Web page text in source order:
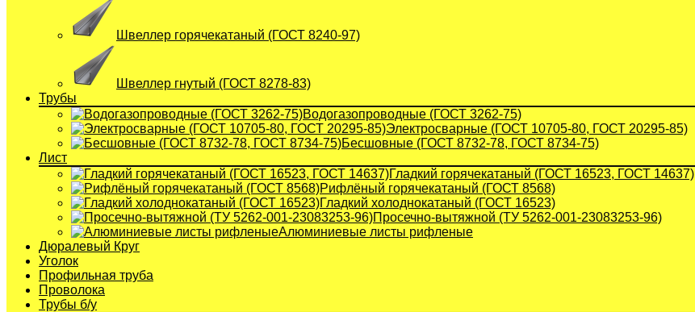
Швеллер горячекатаный (ГОСТ 8240-97)
Швеллер гнутый (ГОСТ 8278-83)
Трубы
Водогазопроводные (ГОСТ 3262-75)
Электросварные (ГОСТ 10705-80, ГОСТ 20295-85)
Бесшовные (ГОСТ 8732-78, ГОСТ 8734-75)
Лист
Гладкий горячекатаный (ГОСТ 16523, ГОСТ 14637)
Рифлёный горячекатаный (ГОСТ 8568)
Гладкий холоднокатаный (ГОСТ 16523)
Просечно-вытяжной (ТУ 5262-001-23083253-96)
Алюминиевые листы рифленые
Дюралевый Круг
Уголок
Профильная труба
Проволока
Трубы б/у